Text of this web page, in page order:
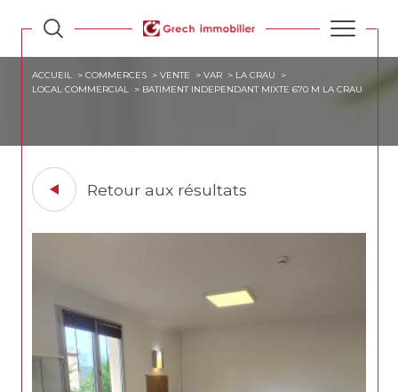
ACCUEIL COMMERCES VENTE VAR
LA CRAU
LOCAL COMMERCIAL
BATIMENT INDEPENDANT MIXTE 670 M LA CRAU
Retour aux résultats